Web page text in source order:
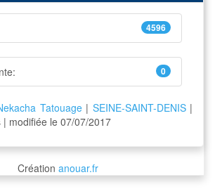
4596
0
Tatouage| SEINE-SAINT-DENIS|
| modifiée le 07/07/2017
Création anouar.fr